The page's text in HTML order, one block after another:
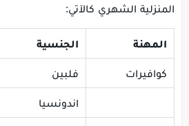
المنزلية الشهري كالآتي:
المهنة الجنسية
كوافيرات فلبين
اندونسيا